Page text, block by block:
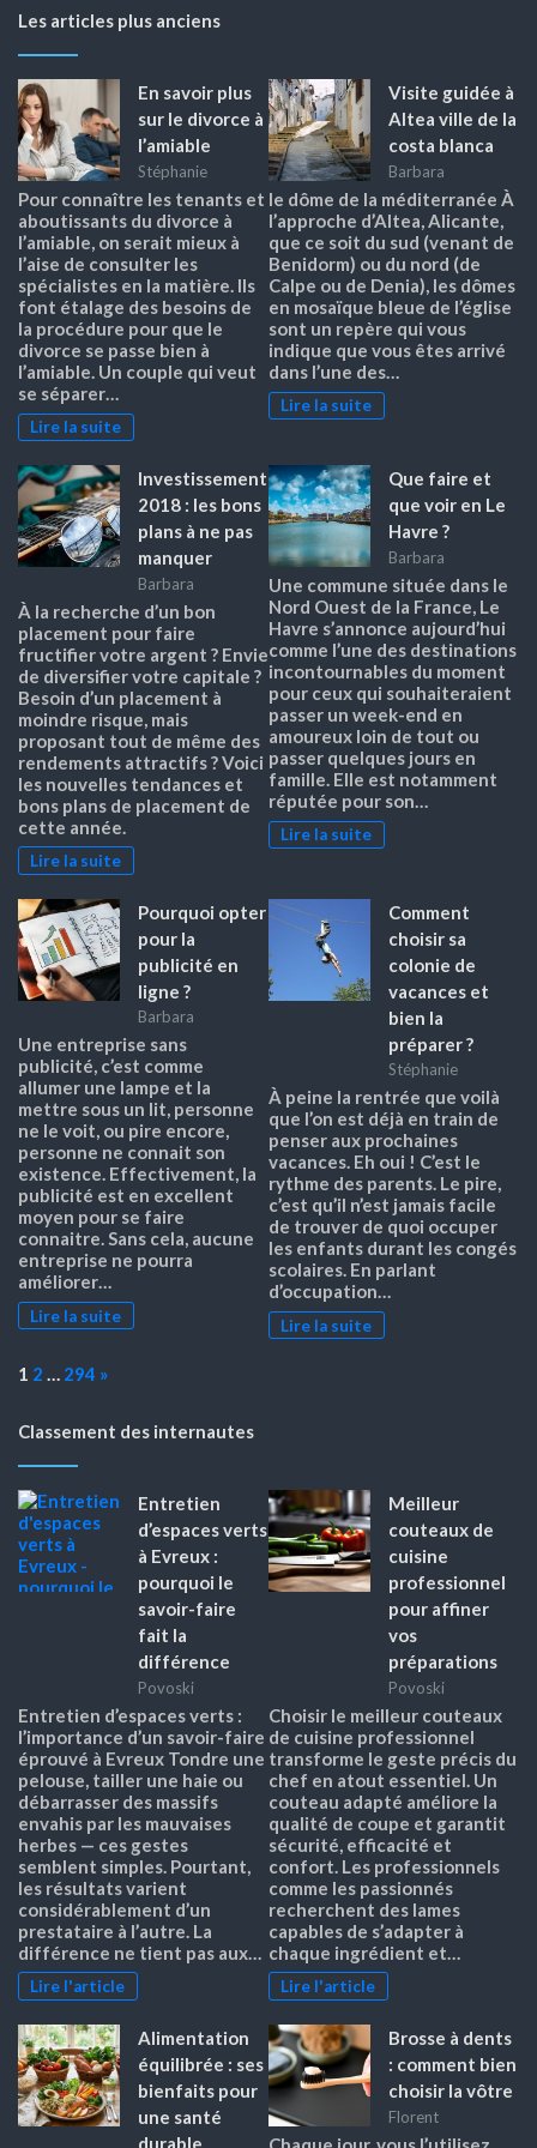
Les articles plus anciens
En savoir plus
sur le divorce à
l’amiable
Stéphanie
Pour connaître les tenants et
aboutissants du divorce à
l’amiable, on serait mieux à
l’aise de consulter les
spécialistes en la matière. Ils
font étalage des besoins de
la procédure pour que le
divorce se passe bien à
l’amiable. Un couple qui veut
se séparer…
Lire la suite
Visite guidée à
Altea ville de la
costa blanca
Barbara
le dôme de la méditerranée À
l’approche d’Altea, Alicante,
que ce soit du sud (venant de
Benidorm) ou du nord (de
Calpe ou de Denia), les dômes
en mosaïque bleue de l’église
sont un repère qui vous
indique que vous êtes arrivé
dans l’une des…
Lire la suite
Investissement
2018 : les bons
plans à ne pas
manquer
Barbara
À la recherche d’un bon
placement pour faire
fructifier votre argent ? Envie
de diversifier votre capitale ?
Besoin d’un placement à
moindre risque, mais
proposant tout de même des
rendements attractifs ? Voici
les nouvelles tendances et
bons plans de placement de
cette année.
Lire la suite
Que faire et
que voir en Le
Havre ?
Barbara
Une commune située dans le
Nord Ouest de la France, Le
Havre s’annonce aujourd’hui
comme l’une des destinations
incontournables du moment
pour ceux qui souhaiteraient
passer un week-end en
amoureux loin de tout ou
passer quelques jours en
famille. Elle est notamment
réputée pour son…
Lire la suite
Pourquoi opter
pour la
publicité en
ligne ?
Barbara
Une entreprise sans
publicité, c’est comme
allumer une lampe et la
mettre sous un lit, personne
ne le voit, ou pire encore,
personne ne connait son
existence. Effectivement, la
publicité est en excellent
moyen pour se faire
connaitre. Sans cela, aucune
entreprise ne pourra
améliorer…
Lire la suite
Comment
choisir sa
colonie de
vacances et
bien la
préparer ?
Stéphanie
À peine la rentrée que voilà
que l’on est déjà en train de
penser aux prochaines
vacances. Eh oui ! C’est le
rythme des parents. Le pire,
c’est qu’il n’est jamais facile
de trouver de quoi occuper
les enfants durant les congés
scolaires. En parlant
d’occupation…
Lire la suite
Page:
1 2 … 294 Next
»
Classement des internautes
Entretien
d’espaces verts
à Evreux :
pourquoi le
savoir-faire
fait la
différence
Povoski
Entretien d’espaces verts :
l’importance d’un savoir-faire
éprouvé à Evreux Tondre une
pelouse, tailler une haie ou
débarrasser des massifs
envahis par les mauvaises
herbes — ces gestes
semblent simples. Pourtant,
les résultats varient
considérablement d’un
prestataire à l’autre. La
différence ne tient pas aux…
Lire l'article
Meilleur
couteaux de
cuisine
professionnel
pour affiner
vos
préparations
Povoski
Choisir le meilleur couteaux
de cuisine professionnel
transforme le geste précis du
chef en atout essentiel. Un
couteau adapté améliore la
qualité de coupe et garantit
sécurité, efficacité et
confort. Les professionnels
comme les passionnés
recherchent des lames
capables de s’adapter à
chaque ingrédient et…
Lire l'article
Alimentation
équilibrée : ses
bienfaits pour
une santé
durable
Brosse à dents
: comment bien
choisir la vôtre
Florent